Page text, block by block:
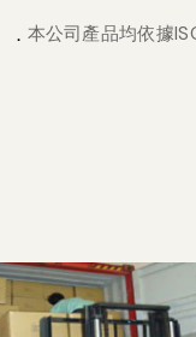
本公司產品均依據